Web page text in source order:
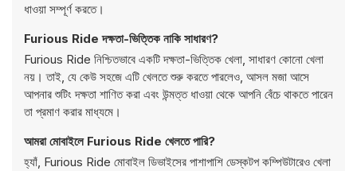
ধাওয়া সম্পূর্ণ করতে।
Furious Ride দক্ষতা-ভিত্তিক নাকি সাধারণ?
Furious Ride নিশ্চিতভাবে একটি দক্ষতা-ভিত্তিক খেলা, সাধারণ কোনো খেলা
নয়। তাই, যে কেউ সহজে এটি খেলতে শুরু করতে পারলেও, আসল মজা আসে
আপনার শুটিং দক্ষতা শাণিত করা এবং উন্মত্ত ধাওয়া থেকে আপনি বেঁচে থাকতে পারেন
তা প্রমাণ করার মাধ্যমে।
আমরা মোবাইলে Furious Ride খেলতে পারি?
হ্যাঁ, Furious Ride মোবাইল ডিভাইসের পাশাপাশি ডেস্কটপ কম্পিউটারেও খেলা